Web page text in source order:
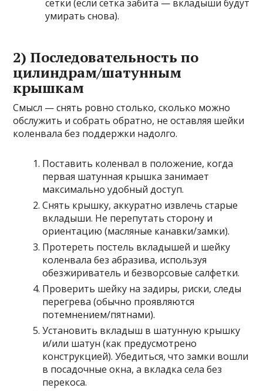
сетки (если сетка забита — вкладыши будут
умирать снова).
2) Последовательность по
цилиндрам/шатунным
крышкам
Смысл — снять ровно столько, сколько можно
обслужить и собрать обратно, не оставляя шейки
коленвала без поддержки надолго.
Поставить коленвал в положение, когда
первая шатунная крышка занимает
максимально удобный доступ.
Снять крышку, аккуратно извлечь старые
вкладыши. Не перепутать сторону и
ориентацию (масляные канавки/замки).
Протереть постель вкладышей и шейку
коленвала без абразива, используя
обезжириватель и безворсовые салфетки.
Проверить шейку на задиры, риски, следы
перегрева (обычно проявляются
потемнением/пятнами).
Установить вкладыш в шатунную крышку
и/или шатун (как предусмотрено
конструкцией). Убедиться, что замки вошли
в посадочные окна, а вкладка села без
перекоса.